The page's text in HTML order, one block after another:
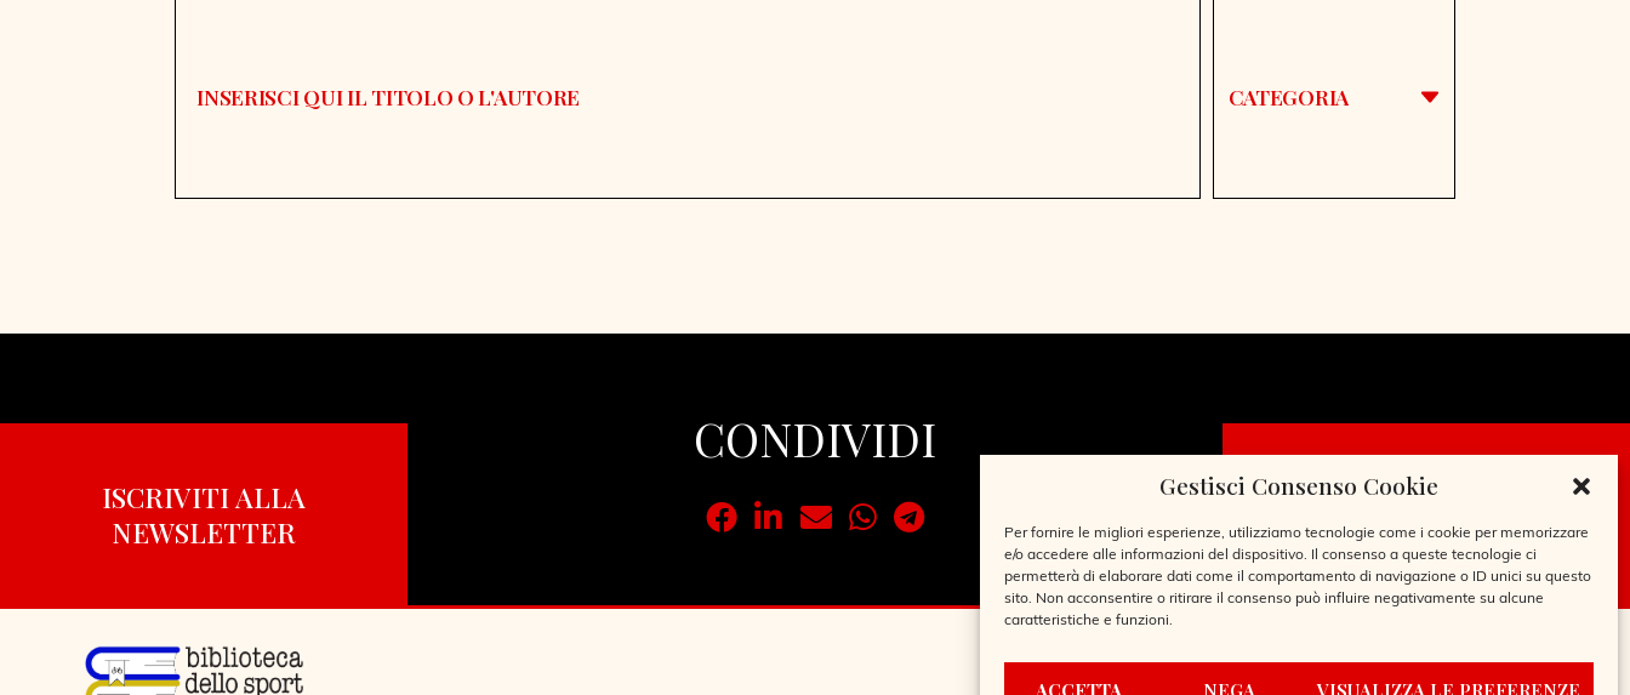
Gestisci Consenso Cookie
Per fornire le migliori esperienze, utilizziamo tecnologie come i cookie per memorizzare
e/o accedere alle informazioni del dispositivo. Il consenso a queste tecnologie ci
permetterà di elaborare dati come il comportamento di navigazione o ID unici su questo
sito. Non acconsentire o ritirare il consenso può influire negativamente su alcune
caratteristiche e funzioni.
ACCETTA NEGA VISUALIZZA LE PREFERENZE
CATEGORIA
CONDIVIDI
ISCRIVITI ALLA
NEWSLETTER
CHIEDI LA
TESSERA